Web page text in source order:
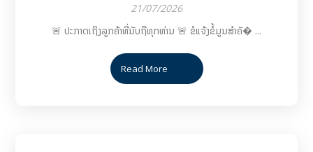
21/07/2026
🚨 ປະກາດເຖິງລູກຄ້າທີ່ນັບຖືທຸກທ່ານ 🚨 ຂໍແຈ້ງຂໍ້ມູນສຳຄັ� ...
Read More